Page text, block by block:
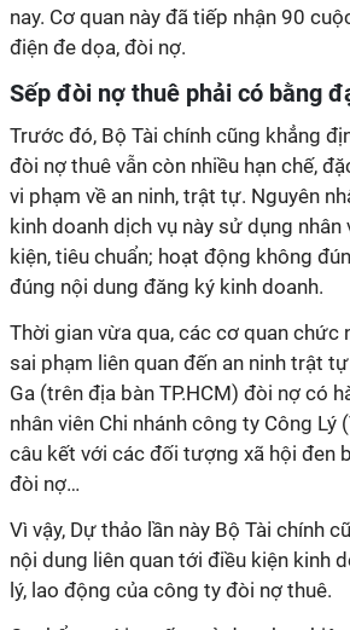
nay. Cơ quan này đã tiếp nhận 90
điện đe dọa, đòi nợ.
Sếp đòi nợ thuê phải có bằng
Trước đó, Bộ Tài chính cũng khẳng
đòi nợ thuê vẫn còn nhiều hạn chế,
vi phạm về an ninh, trật tự. Nguyên
kinh doanh dịch vụ này sử dụng
kiện, tiêu chuẩn; hoạt động không
đúng nội dung đăng ký kinh doanh.
Thời gian vừa qua, các cơ quan chức
sai phạm liên quan đến an ninh trật
Ga (trên địa bàn TP.HCM) đòi nợ có
nhân viên Chi nhánh công ty Công Lý
câu kết với các đối tượng xã hội đen
đòi nợ…
Vì vậy, Dự thảo lần này Bộ Tài chính
nội dung liên quan tới điều kiện kinh
lý, lao động của công ty đòi nợ thuê.